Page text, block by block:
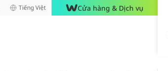
Tiếng Việt Cửa hàng & Dịch vụ